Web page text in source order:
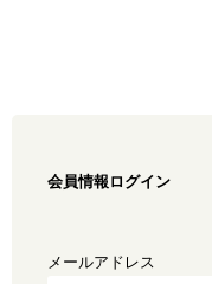
会員情報ログイン
メールアドレス